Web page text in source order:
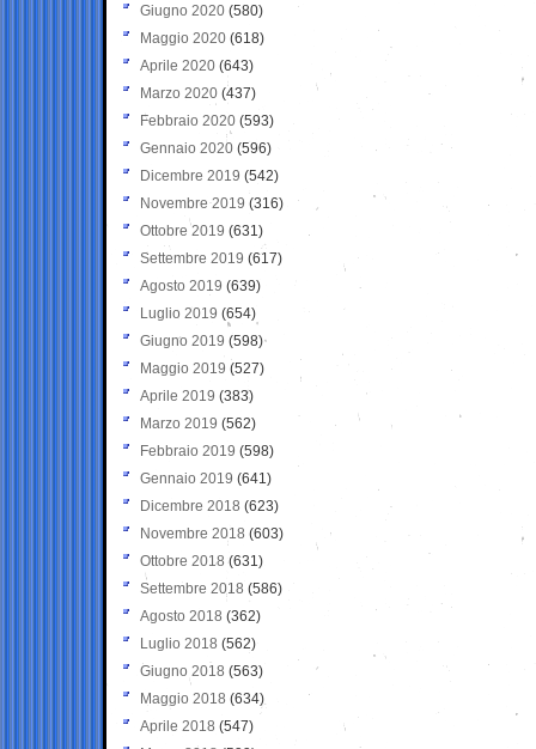
Giugno 2020 (580)
Maggio 2020 (618)
Aprile 2020 (643)
Marzo 2020 (437)
Febbraio 2020 (593)
Gennaio 2020 (596)
Dicembre 2019 (542)
Novembre 2019 (316)
Ottobre 2019 (631)
Settembre 2019 (617)
Agosto 2019 (639)
Luglio 2019 (654)
Giugno 2019 (598)
Maggio 2019 (527)
Aprile 2019 (383)
Marzo 2019 (562)
Febbraio 2019 (598)
Gennaio 2019 (641)
Dicembre 2018 (623)
Novembre 2018 (603)
Ottobre 2018 (631)
Settembre 2018 (586)
Agosto 2018 (362)
Luglio 2018 (562)
Giugno 2018 (563)
Maggio 2018 (634)
Aprile 2018 (547)